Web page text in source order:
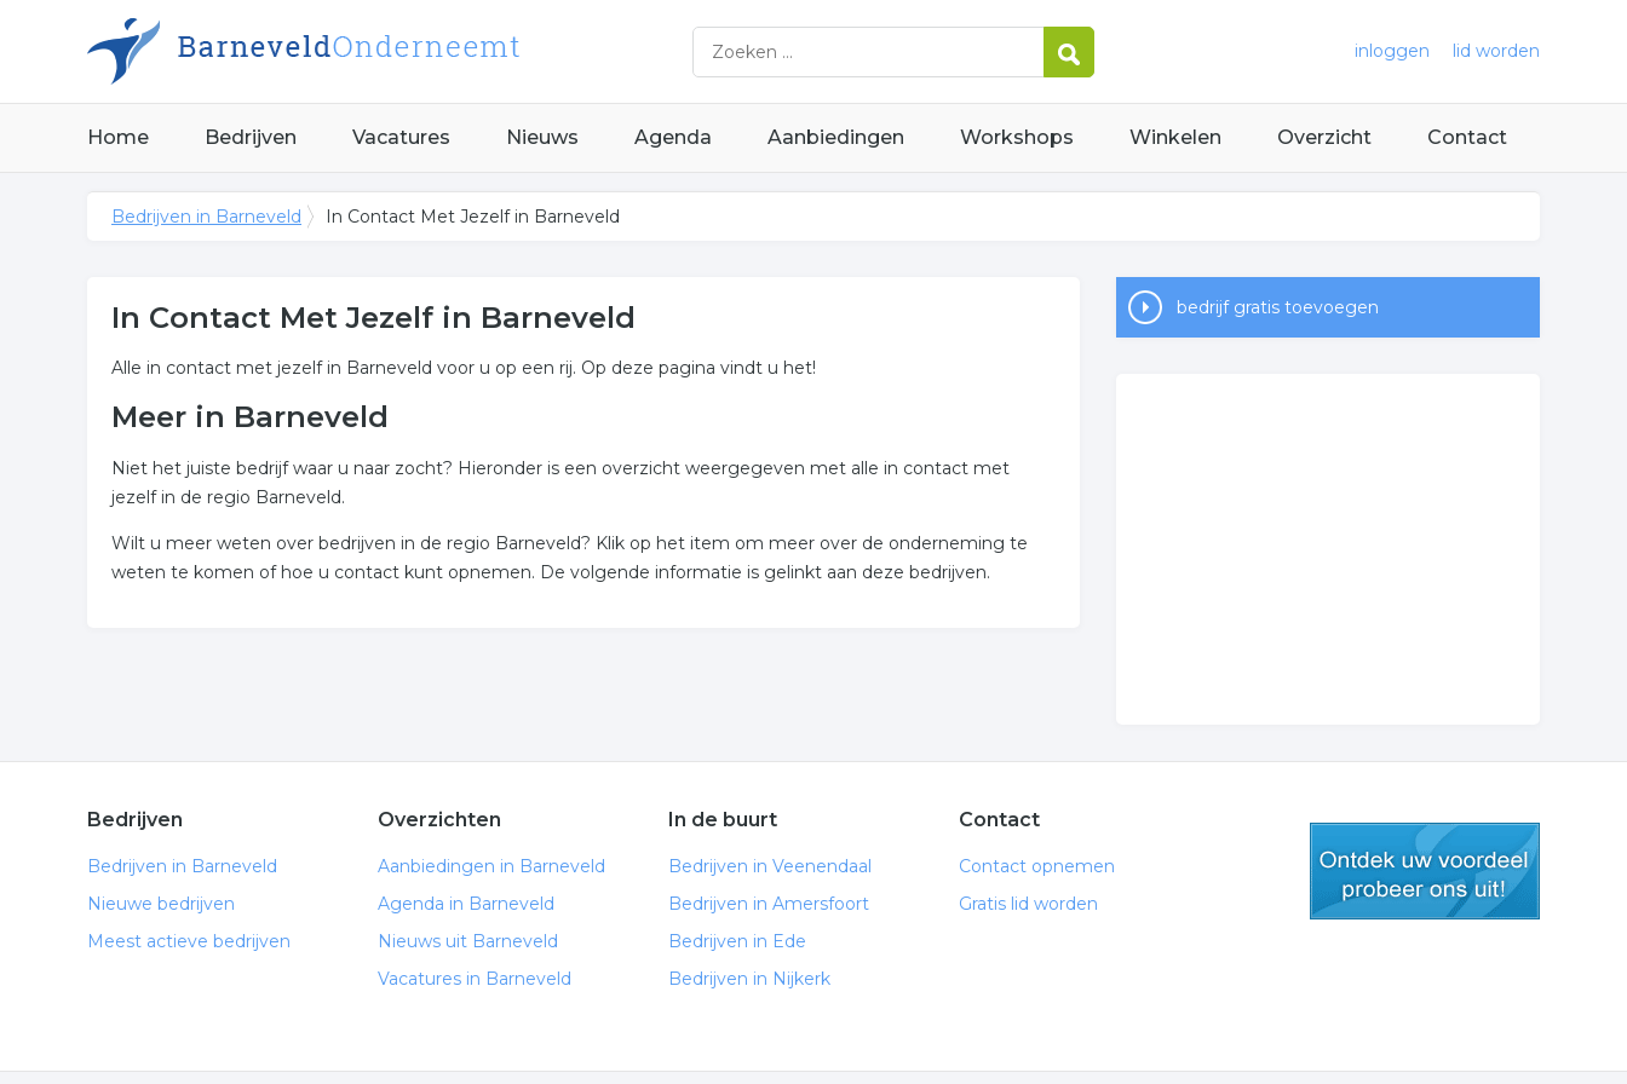
inloggen lid worden
Home Bedrijven Vacatures Nieuws Agenda Aanbiedingen Workshops Winkelen Overzicht Contact
Bedrijven in Barneveld In Contact Met Jezelf in Barneveld
In Contact Met Jezelf in Barneveld
Alle in contact met jezelf in Barneveld voor u op een rij. Op deze pagina vindt u het!
Meer in Barneveld
Niet het juiste bedrijf waar u naar zocht? Hieronder is een overzicht weergegeven met alle in contact met
jezelf in de regio Barneveld.
Wilt u meer weten over bedrijven in de regio Barneveld? Klik op het item om meer over de onderneming te
weten te komen of hoe u contact kunt opnemen. De volgende informatie is gelinkt aan deze bedrijven.
bedrijf gratis toevoegen
Bedrijven
Bedrijven in Barneveld
Nieuwe bedrijven
Meest actieve bedrijven
Overzichten
Aanbiedingen in Barneveld
Agenda in Barneveld
Nieuws uit Barneveld
Vacatures in Barneveld
In de buurt
Bedrijven in Veenendaal
Bedrijven in Amersfoort
Bedrijven in Ede
Bedrijven in Nijkerk
Contact
Contact opnemen
Gratis lid worden